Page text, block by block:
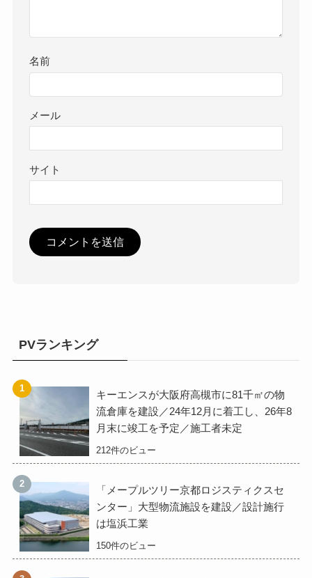
名前
メール
サイト
PVランキング
キーエンスが大阪府高槻市に81千㎡の物
流倉庫を建設／24年12月に着工し、26年8
月末に竣工を予定／施工者未定
212件のビュー
「メープルツリー京都ロジスティクスセ
ンター」大型物流施設を建設／設計施行
は塩浜工業
150件のビュー